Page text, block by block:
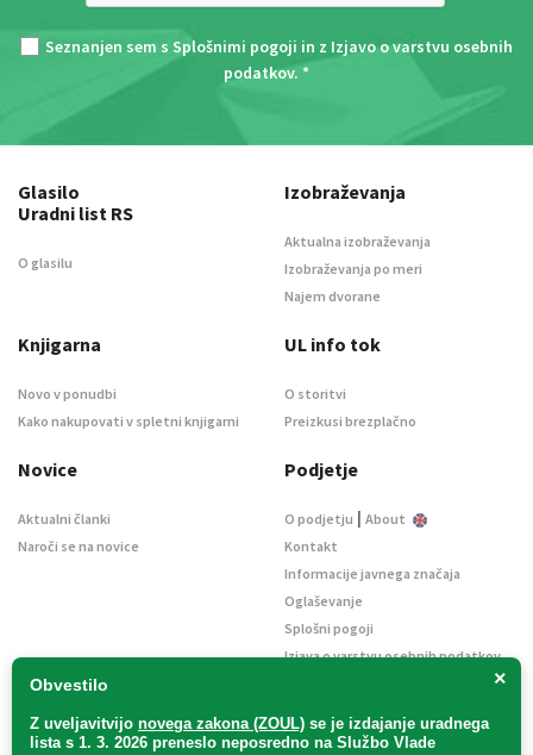
Seznanjen sem s Splošnimi pogoji in z Izjavo o varstvu osebnih
podatkov. *
×
Obvestilo
Z uveljavitvijo novega zakona (ZOUL) se je izdajanje uradnega
lista s 1. 3. 2026 preneslo neposredno na Službo Vlade
Glasilo
Uradni list RS
O glasilu
Izobraževanja
Aktualna izobraževanja
Izobraževanja po meri
Najem dvorane
Knjigarna
Novo v ponudbi
Kako nakupovati v spletni knjigarni
UL info tok
O storitvi
Preizkusi brezplačno
Novice
Aktualni članki
Naroči se na novice
Podjetje
O podjetju | About
Kontakt
Informacije javnega značaja
Oglaševanje
Splošni pogoji
Izjava o varstvu osebnih podatkov